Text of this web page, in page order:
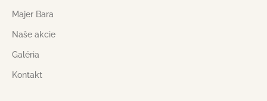
Majer Bara
Naše akcie
Galéria
Kontakt